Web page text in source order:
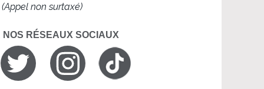
(Appel non surtaxé)
NOS RÉSEAUX SOCIAUX